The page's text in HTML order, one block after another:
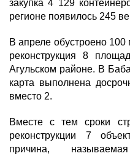
закупка 4 129
регионе появилось 245
В апреле обустроено
реконструкция 8
Агульском районе. В
карта выполнена
вместо 2.
Вместе с тем сроки
реконструкции 7
причина,